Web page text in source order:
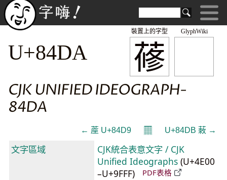
GlyphWiki
蓚
裝置上的字型
U+84DA
CJK UNIFIED IDEOGRAPH-
84DA
← 蓙 U+84D9 𝄜 U+84DB 蓛 →
文字區域
CJK統合表意文字 / CJK
Unified Ideographs (U+4E00
–U+9FFF)
PDF表格